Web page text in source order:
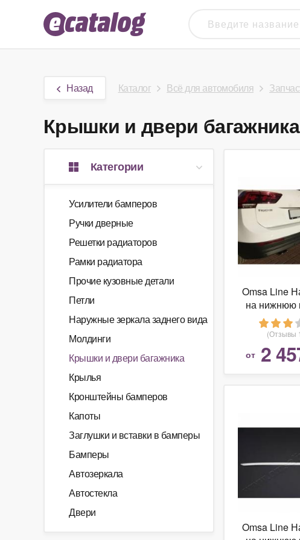
Назад Каталог Всё для автомобиля
Крышки и двери
Категории
Усилители бамперов
Ручки дверные
Решетки радиаторов
Рамки радиатора
Прочие кузовные детали
Петли
Наружные зеркала заднего вида
Молдинги
Крышки и двери багажника
Крылья
Кронштейны бамперов
Капоты
Заглушки и вставки в бамперы
Бамперы
Автозеркала
Автостекла
Двери
Omsa Line
на нижнюю
крышки
нерж., 1
Tiguan
(Отзывы
от 2
Omsa Line